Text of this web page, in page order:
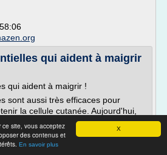
X
site, vous acceptez
des contenus et
En savoir plus
qui aident à maigrir
qui aident à maigrir !
sont aussi très efficaces pour
la cellule cutanée. Aujourd'hui,
naturels et de leurs dérivés est très
cesse croissant d'utilisateurs.
consommation et l'emploi des